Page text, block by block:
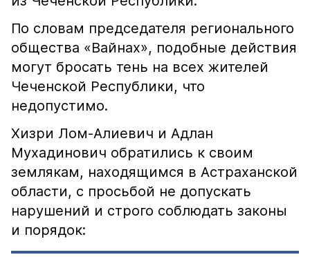
По словам председателя регионального
общества «Вайнах», подобные действия
могут бросать тень на всех жителей
Чеченской Республики, что
недопустимо.
Хизри Лом-Алиевич и Адлан
Мухадинович обратились к своим
землякам, находящимся в Астраханской
области, с просьбой не допускать
нарушений и строго соблюдать законы
и порядок: